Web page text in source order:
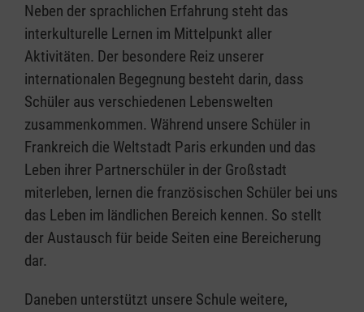
Neben der sprachlichen Erfahrung steht das
interkulturelle Lernen im Mittelpunkt aller
Aktivitäten. Der besondere Reiz unserer
internationalen Begegnung besteht darin, dass
Schüler aus verschiedenen Lebenswelten
zusammenkommen. Während unsere Schüler in
Frankreich die Weltstadt Paris erkunden und das
Leben ihrer Partnerschüler in der Großstadt
miterleben, lernen die französischen Schüler bei uns
das Leben im ländlichen Bereich kennen. So stellt
der Austausch für beide Seiten eine Bereicherung
dar.
Daneben unterstützt unsere Schule weitere,